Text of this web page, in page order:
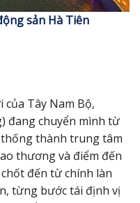
sản Hà Tiên
Tây Nam Bộ,
đang chuyển mình từ
thành trung tâm
thương và điểm đến
đến từ chính làn
từng bước tái định vị